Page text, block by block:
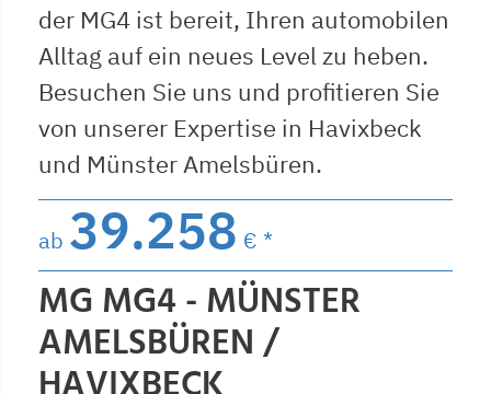
der MG4 ist bereit, Ihren automobilen
Alltag auf ein neues Level zu heben.
Besuchen Sie uns und profitieren Sie
von unserer Expertise in Havixbeck
und Münster Amelsbüren.
ab 39.258 € *
MG MG4 - MÜNSTER
AMELSBÜREN /